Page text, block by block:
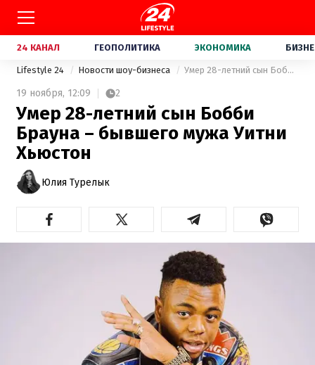
24 КАНАЛ ГЕОПОЛИТИКА ЭКОНОМИКА
Lifestyle 24 Новости шоу-бизнеса Умер 28-летний сын Бобби Брауна – бывшего мужа Уитни Хьюстон
19 ноября, 12:09 2
Умер 28-летний сын Бобби
Брауна – бывшего мужа Уитни
Хьюстон
Юлия Турелык